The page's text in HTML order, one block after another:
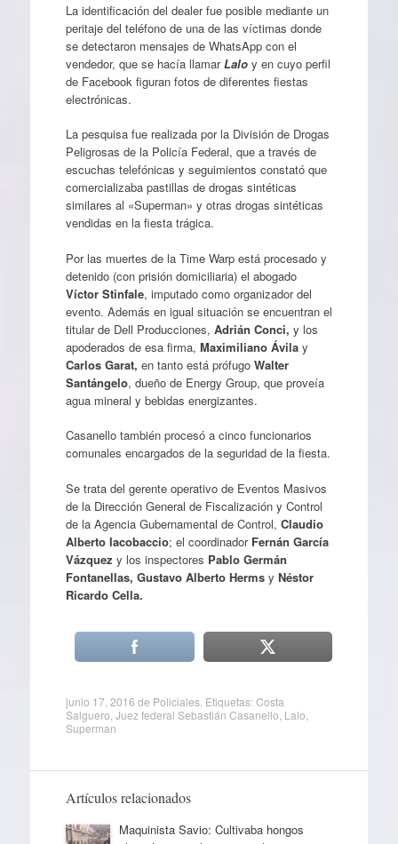
La identificación del dealer fue posible mediante un
peritaje del teléfono de una de las víctimas donde
se detectaron mensajes de WhatsApp con el
vendedor, que se hacía llamarLalo y en cuyo perfil
de Facebook figuran fotos de diferentes fiestas
electrónicas.
La pesquisa fue realizada por la División de Drogas
Peligrosas de la Policía Federal, que a través de
escuchas telefónicas y seguimientos constató que
comercializaba pastillas de drogas sintéticas
similares al «Superman» y otras drogas sintéticas
vendidas en la fiesta trágica.
Por las muertes de la Time Warp está procesado y
detenido (con prisión domiciliaria) el abogado
Víctor Stinfale, imputado como organizador del
evento. Además en igual situación se encuentran el
titular de Dell Producciones, Adrián Conci, y los
apoderados de esa firma, Maximiliano Ávilay
Carlos Garat, en tanto está prófugo Walter
Santángelo, dueño de Energy Group, que proveía
agua mineral y bebidas energizantes.
Casanello también procesó a cinco funcionarios
comunales encargados de la seguridad de la fiesta.
Se trata del gerente operativo de Eventos Masivos
de la Dirección General de Fiscalización y Control
de la Agencia Gubernamental de Control, Claudio
Alberto Iacobaccio; el coordinadorFernán García
Vázquez y los inspectores Pablo Germán
Fontanellas, Gustavo Alberto Hermsy Néstor
Ricardo Cella.
junio 17, 2016 de Policiales. Etiquetas:Costa
Salguero Juez federal Sebastián Casanello Lalo
Superman
Artículos relacionados
Maquinista Savio: Cultivaba hongos